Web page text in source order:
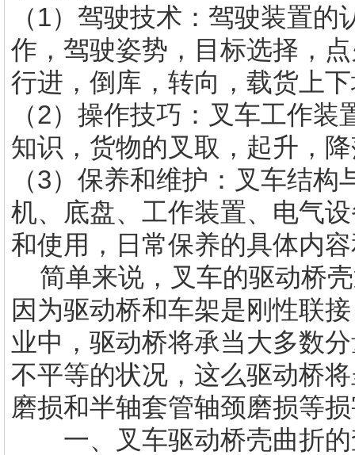
（1）驾驶技术：驾驶装置
作，驾驶姿势，目标选择，
行进，倒库，转向，载货上
（2）操作技巧：叉车工作
知识，货物的叉取，起升，
（3）保养和维护：叉车结
机、底盘、工作装置、电气
和使用，日常保养的具体内
简单来说，叉车的驱动桥
因为驱动桥和车架是刚性联
业中，驱动桥将承当大多数
不平等的状况，这么驱动桥
磨损和半轴套管轴颈磨损等
一、叉车驱动桥壳曲折的